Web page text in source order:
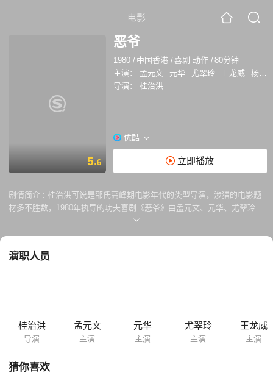
电影
5.6
恶爷
1980 / 中国香港 /喜剧 动作 /80分钟
主演：
孟元文 元华 尤翠玲 王龙威
杨志龙
导演：
桂治洪
优酷
立即播放
剧情简介 : 桂治洪可说是邵氏高峰期电影年代的类型导演，涉猎的电影题
材多不胜数，1980年执导的功夫喜剧《恶爷》由孟元文、元华、尤翠玲和
王沙主演。《恶爷》描述店小二阿七骤变功夫大师的故事，剧中有不少喜
(王沙饰)欺善怕恶，把满腔的气愤发洩在伙记阿七(孟元文饰)身上。後来阿
演职人员
桂治洪
导演
孟元文
主演
元华
主演
尤翠玲
主演
王龙威
主演
猜你喜欢